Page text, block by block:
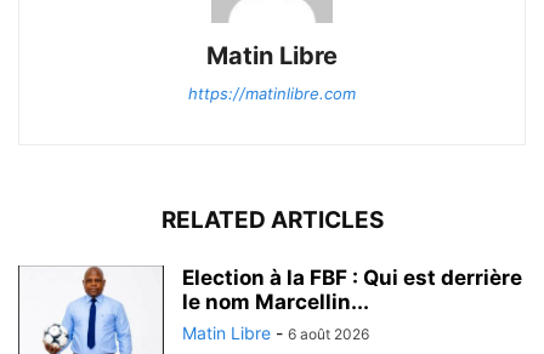
Matin Libre
https://matinlibre.com
RELATED ARTICLES
Election à la FBF : Qui est derrière
le nom Marcellin...
Matin Libre - 6 août 2026